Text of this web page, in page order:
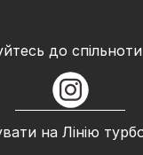
на Лінію
до
instagram